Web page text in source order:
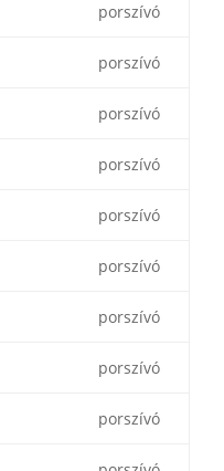
porszívó
porszívó
porszívó
porszívó
porszívó
porszívó
porszívó
porszívó
porszívó